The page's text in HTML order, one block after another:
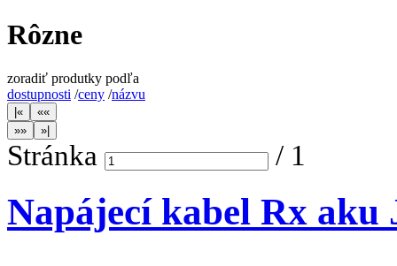
Rôzne
zoradiť produtky podľa
dostupnosti /ceny /názvu
Stránka / 1
Napájecí kabel Rx aku